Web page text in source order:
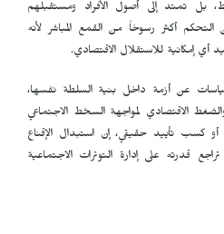
بل تمتد إلى أصول الأفراد ومستقبلهم
أكثر رسوخاً من القمع المباشر لأنه
أي إمكانية للاستقلال الاقتصادي.
عن أزمة داخل بنية السلطة نفسها،
الاقتصادي لمواجهة السخط الاجتماعي
كسب تأييد حقيقي، إن استبدال الإقناع
قدرته على إدارة التوترات الاجتماعية